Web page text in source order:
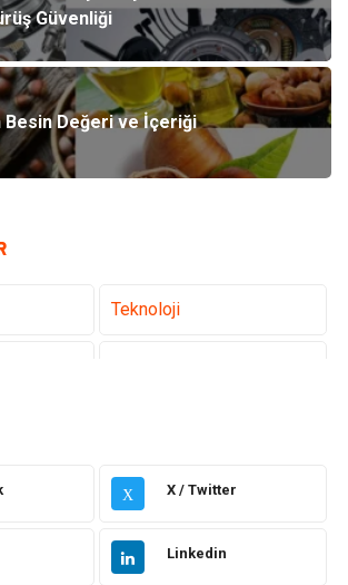
Güvenliği
Besin Değeri ve İçeriği
Teknoloji
Elektronik
Otomotiv
X X / Twitter
Linkedin